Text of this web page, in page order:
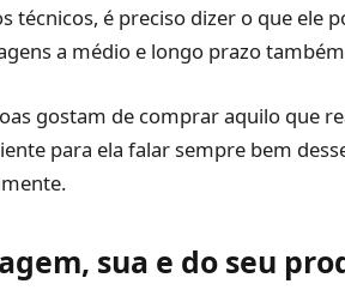
técnicos, é preciso dizer o que ele
a médio e longo prazo
gostam de comprar aquilo que
para ela falar sempre bem
sua e do seu